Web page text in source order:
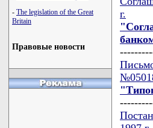
- The legislation of the Great
Britain
Правовые новости
г.